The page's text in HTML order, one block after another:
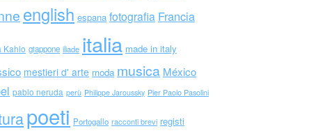
english espana fotografia Francia
Kahlo giappone iliade italia made in italy
mestieri d' arte moda musica México
pablo neruda perù Philippe Jaroussky Pier Paolo Pasolini
poeti Portogallo racconti brevi registi